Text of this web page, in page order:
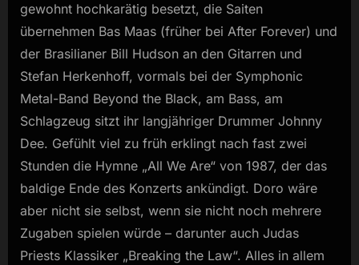
gewohnt hochkarätig besetzt, die Saiten
übernehmen Bas Maas (früher bei After Forever) und
der Brasilianer Bill Hudson an den Gitarren und
Stefan Herkenhoff, vormals bei der Symphonic
Metal-Band Beyond the Black, am Bass, am
Schlagzeug sitzt ihr langjähriger Drummer Johnny
Dee. Gefühlt viel zu früh erklingt nach fast zwei
Stunden die Hymne „All We Are“ von 1987, der das
baldige Ende des Konzerts ankündigt. Doro wäre
aber nicht sie selbst, wenn sie nicht noch mehrere
Zugaben spielen würde – darunter auch Judas
Priests Klassiker „Breaking the Law“. Alles in allem